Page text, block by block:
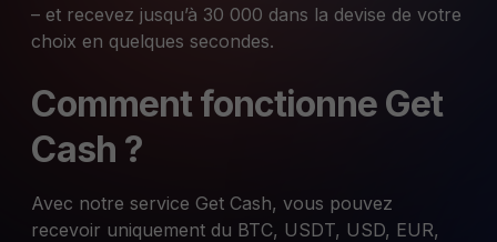
– et recevez jusqu’à 30 000 dans la devise de votre
choix en quelques secondes.
Comment fonctionne Get
Cash ?
Avec notre service Get Cash, vous pouvez
recevoir uniquement du BTC, USDT, USD, EUR,